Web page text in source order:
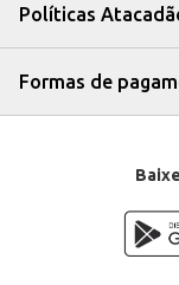
Políticas
Formas de